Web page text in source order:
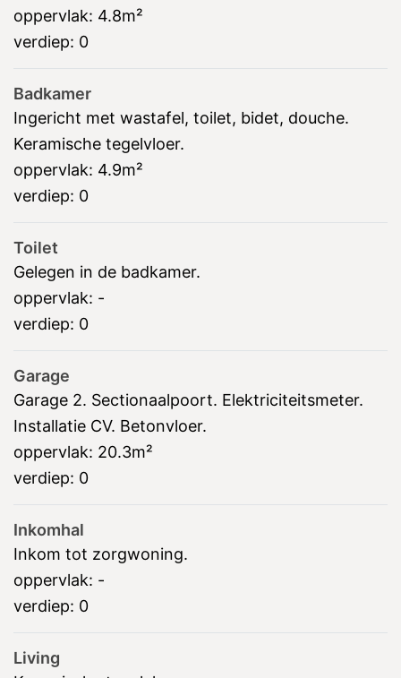
oppervlak: 4.8m²
verdiep: 0
Badkamer
Ingericht met wastafel, toilet, bidet, douche.
Keramische tegelvloer.
oppervlak: 4.9m²
verdiep: 0
Toilet
Gelegen in de badkamer.
oppervlak: -
verdiep: 0
Garage
Garage 2. Sectionaalpoort. Elektriciteitsmeter.
Installatie CV. Betonvloer.
oppervlak: 20.3m²
verdiep: 0
Inkomhal
Inkom tot zorgwoning.
oppervlak: -
verdiep: 0
Living